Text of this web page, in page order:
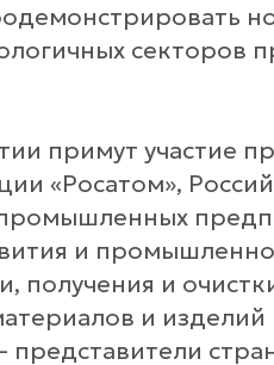
секторов
примут участие
«Росатом»,
и
получения и
и
представители